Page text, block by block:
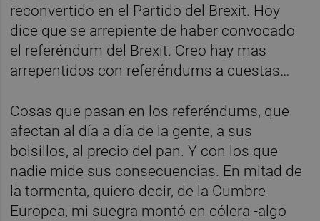
reconvertido en el Partido del Brexit. Hoy
dice que se arrepiente de haber convocado
el referéndum del Brexit. Creo hay mas
arrepentidos con referéndums a cuestas…
Cosas que pasan en los referéndums, que
afectan al día a día de la gente, a sus
bolsillos, al precio del pan. Y con los que
nadie mide sus consecuencias. En mitad de
la tormenta, quiero decir, de la Cumbre
Europea, mi suegra montó en cólera -algo